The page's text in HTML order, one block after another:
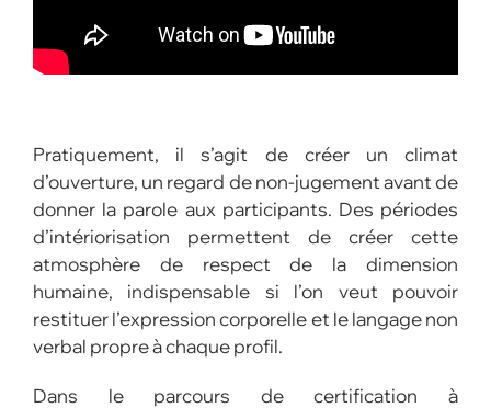
Pratiquement, il s’agit de créer un climat
d’ouverture, un regard de non-jugement avant de
donner la parole aux participants. Des périodes
d’intériorisation permettent de créer cette
atmosphère de respect de la dimension
humaine, indispensable si l’on veut pouvoir
restituer l’expression corporelle et le langage non
verbal propre à chaque profil.
Dans le parcours de certification à